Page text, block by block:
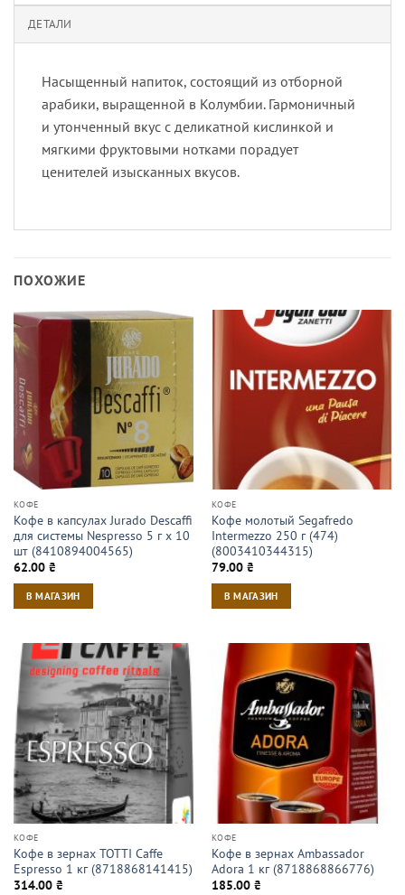
ДЕТАЛИ
Насыщенный напиток, состоящий из отборной
арабики, выращенной в Колумбии. Гармоничный
и утонченный вкус с деликатной кислинкой и
мягкими фруктовыми нотками порадует
ценителей изысканных вкусов.
ПОХОЖИЕ
КОФЕ
Кофе в капсулах Jurado Descaffi
для системы Nespresso 5 г х 10
шт (8410894004565)
62.00 ₴
В МАГАЗИН
КОФЕ
Кофе молотый Segafredo
Intermezzo 250 г (474)
(8003410344315)
79.00 ₴
В МАГАЗИН
КОФЕ
Кофе в зернах TOTTI Caffe
Espresso 1 кг (8718868141415)
314.00 ₴
КОФЕ
Кофе в зернах Ambassador
Adora 1 кг (8718868866776)
185.00 ₴